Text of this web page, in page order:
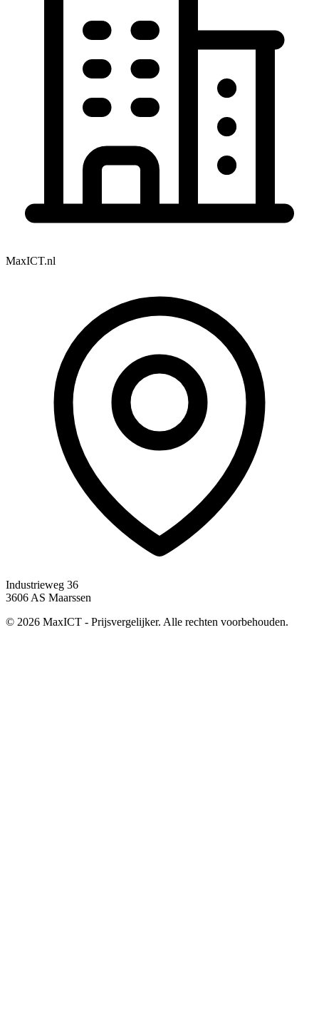
MaxICT.nl
Industrieweg 36
3606 AS Maarssen
© 2026 MaxICT - Prijsvergelijker. Alle rechten voorbehouden.